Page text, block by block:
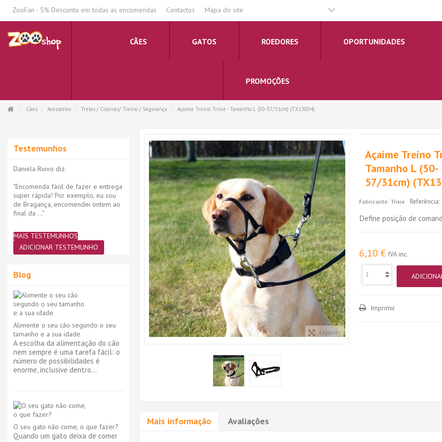
ZooFan - 5% Desconto em todas as encomendas Contactos Mapa do site
CÃES GATOS ROEDORES OPORTUNIDADES
PROMOÇÕES
Cães Acessórios Trelas / Coleiras/ Treino / Segurança Açaime Treino Trixie - Tamanho L (50-57/31cm) (TX13004)
Expandir
Açaime Treino
Tamanho L (50-
57/31cm)
Fabricante: Trixie Referência:
Define posição de
6,10 € IVA inc.
Imprimir
Mais informação Avaliações
Testemunhos
Daniela Ruivo diz:
"Encomenda fácil de fazer e entrega
super rápida! Por exemplo, eu sou
de Bragança, encomendei ontem ao
final da ..."
MAIS TESTEMUNHOS
ADICIONAR TESTEMUNHO
Blog
Alimente o seu cão segundo o seu
tamanho e a sua idade
A escolha da alimentação do cão
nem sempre é uma tarefa fácil: o
número de possibilidades é
enorme, inclusive dentro...
O seu gato não come, o que fazer?
Quando um gato deixa de comer